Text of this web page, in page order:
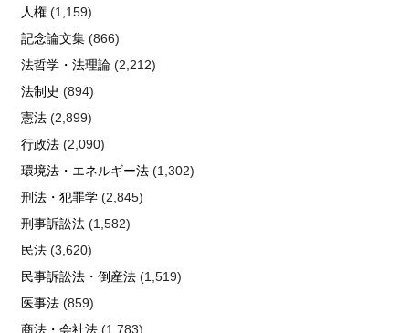
人権(1,159)
記念論文集(866)
法哲学・法理論(2,212)
法制史 (894)
憲法(2,899)
行政法(2,090)
環境法・エネルギー法(1,302)
刑法・犯罪学(2,845)
刑事訴訟法(1,582)
民法(3,620)
民事訴訟法・倒産法(1,519)
医事法(859)
商法・会社法(1,783)